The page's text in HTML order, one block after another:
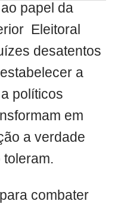
papel da
Eleitoral
desatentos
a
políticos
em
a verdade
combater